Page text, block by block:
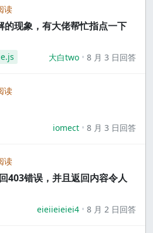
读
现象，有大佬帮忙指点一下
大白two 8 月 3 日回答
读
iomect 8 月 3 日回答
读
403错误，并且返回内容令人
eieiieieiei4 8 月 2 日回答